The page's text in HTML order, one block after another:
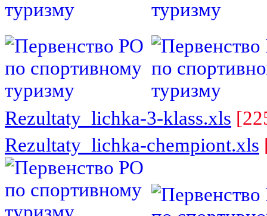
Rezultaty_lichka-3-klass.xls
Rezultaty_lichka-chempiont.xls